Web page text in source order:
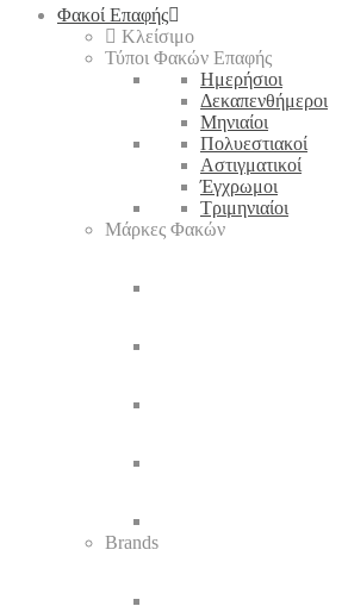
Φακοί Επαφής
Κλείσιμο
Τύποι Φακών Επαφής
Ημερήσιοι
Δεκαπενθήμεροι
Μηνιαίοι
Πολυεστιακοί
Αστιγματικοί
Έγχρωμοι
Τριμηνιαίοι
Μάρκες Φακών
Brands